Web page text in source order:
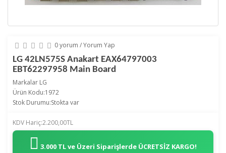
0 yorum /Yorum Yap
LG 42LN575S Anakart EAX64797003
EBT62297958 Main Board
Markalar LG
Ürün Kodu:1972
Stok Durumu:Stokta var
KDV Hariç:2.200,00TL
3.000 TL ve Üzeri Siparişlerde ÜCRETSİZ KARGO!